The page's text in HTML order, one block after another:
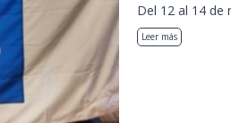
Del 12 al 14 de
Leer más